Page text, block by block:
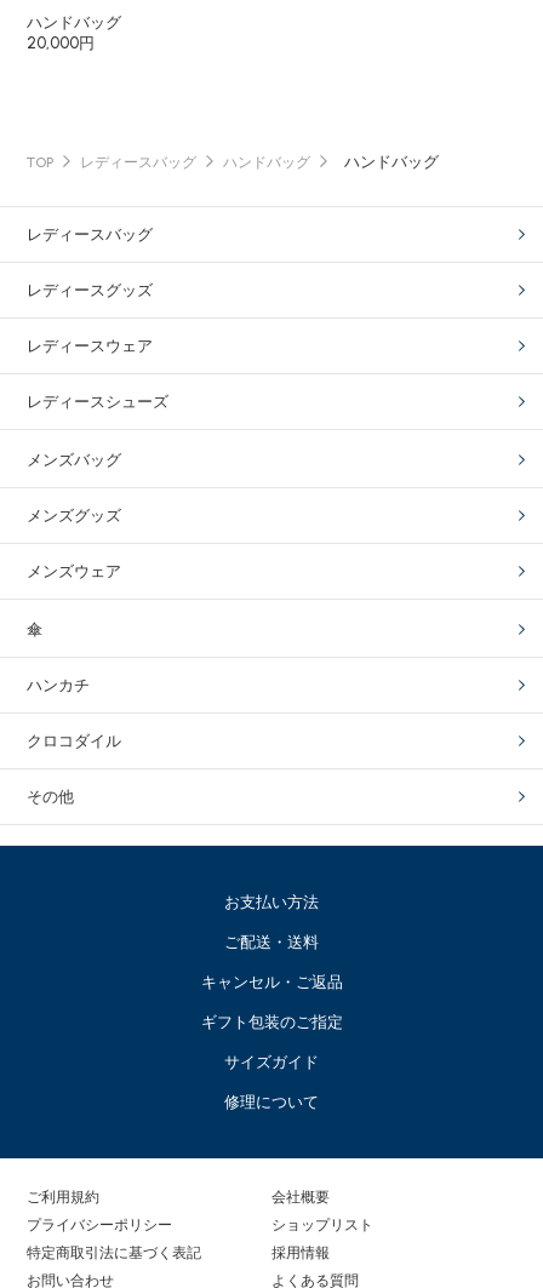
ハンドバッグ
20,000円
TOP レディースバッグ ハンドバッグ ハンドバッグ
レディースバッグ
レディースグッズ
レディースウェア
レディースシューズ
メンズバッグ
メンズグッズ
メンズウェア
傘
ハンカチ
クロコダイル
その他
お支払い方法
ご配送・送料
キャンセル・ご返品
ギフト包装のご指定
サイズガイド
修理について
ご利用規約
プライバシーポリシー
特定商取引法に基づく表記
お問い合わせ
会社概要
ショップリスト
採用情報
よくある質問